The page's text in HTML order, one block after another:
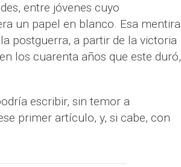
entre jóvenes cuyo
un papel en blanco. Esa mentira
postguerra, a partir de la victoria
los cuarenta años que este duró,
escribir, sin temor a
primer artículo, y, si cabe, con